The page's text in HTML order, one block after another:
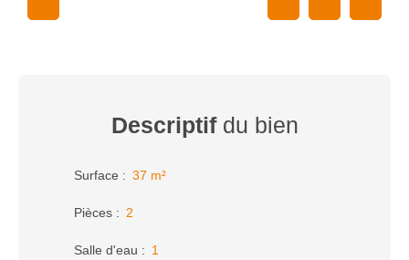
Descriptifdu bien
Surface : 37 m²
Pièces : 2
Salle d'eau : 1